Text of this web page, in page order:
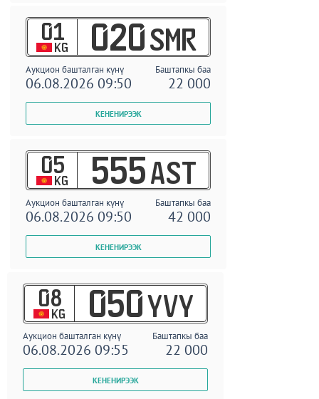
01
KG 020 SMR
Аукцион башталган күнү Баштапкы баа
06.08.2026 09:50 22 000
05
KG 555 AST
Аукцион башталган күнү Баштапкы баа
06.08.2026 09:50 42 000
08
KG 050 YVY
Аукцион башталган күнү Баштапкы баа
06.08.2026 09:55 22 000